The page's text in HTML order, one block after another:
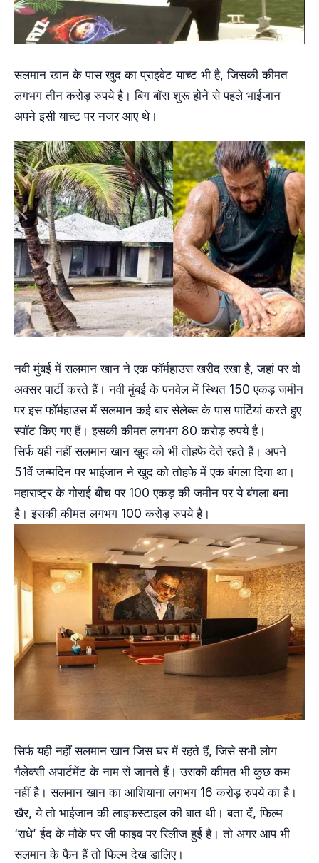
सलमान खान के पास खुद का प्राइवेट याच्ट भी है, जिसकी कीमत
लगभग तीन करोड़ रुपये है। बिग बॉस शुरू होने से पहले भाईजान
अपने इसी याच्ट पर नजर आए थे।
नवी मुंबई में सलमान खान ने एक फॉर्महाउस खरीद रखा है, जहां पर वो
अक्सर पार्टी करते हैं। नवी मुंबई के पनवेल में स्थित 150 एकड़ जमीन
पर इस फॉर्महाउस में सलमान कई बार सेलेब्स के पास पार्टियां करते हुए
स्पॉट किए गए हैं। इसकी कीमत लगभग 80 करोड़ रुपये है।
सिर्फ यही नहीं सलमान खान खुद को भी तोहफे देते रहते हैं। अपने
51वें जन्मदिन पर भाईजान ने खुद को तोहफे में एक बंगला दिया था।
महाराष्ट्र के गोराई बीच पर 100 एकड़ की जमीन पर ये बंगला बना
है। इसकी कीमत लगभग 100 करोड़ रुपये है।
सिर्फ यही नहीं सलमान खान जिस घर में रहते हैं, जिसे सभी लोग
गैलेक्सी अपार्टमेंट के नाम से जानते हैं। उसकी कीमत भी कुछ कम
नहीं है। सलमान खान का आशियाना लगभग 16 करोड़ रुपये का है।
खैर, ये तो भाईजान की लाइफस्टाइल की बात थी। बता दें, फिल्म
‘राधे’ ईद के मौके पर जी फाइव पर रिलीज हुई है। तो अगर आप भी
सलमान के फैन हैं तो फिल्म देख डालिए।